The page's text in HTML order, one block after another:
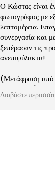
Ο Κώστας είναι
φωτογράφος με
λεπτομέρεια.
συνεργασία και
ξεπέρασαν τις
ανεπιφύλακτα!
(Μετάφραση
πρωτότυπο )
Διαβάστε